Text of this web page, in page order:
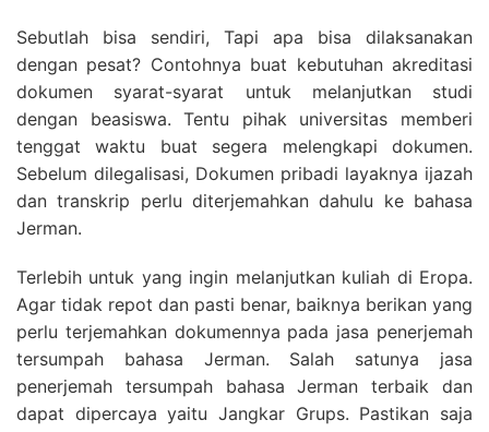
Sebutlah bisa sendiri, Tapi apa bisa dilaksanakan
dengan pesat? Contohnya buat kebutuhan akreditasi
dokumen syarat-syarat untuk melanjutkan studi
dengan beasiswa. Tentu pihak universitas memberi
tenggat waktu buat segera melengkapi dokumen.
Sebelum dilegalisasi, Dokumen pribadi layaknya ijazah
dan transkrip perlu diterjemahkan dahulu ke bahasa
Jerman.
Terlebih untuk yang ingin melanjutkan kuliah di Eropa.
Agar tidak repot dan pasti benar, baiknya berikan yang
perlu terjemahkan dokumennya pada jasa penerjemah
tersumpah bahasa Jerman. Salah satunya jasa
penerjemah tersumpah bahasa Jerman terbaik dan
dapat dipercaya yaitu Jangkar Grups. Pastikan saja